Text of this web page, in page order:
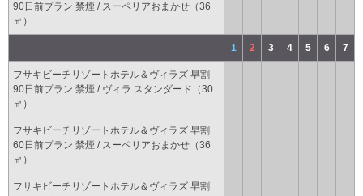
90日前プラン 禁煙 / スーペリアおまかせ（36
㎡）
1 2 3 4 5 6 7
フサキビーチリゾートホテル＆ヴィラズ 早割
90日前プラン 禁煙 / ヴィラ スタンダード（30
㎡）
フサキビーチリゾートホテル＆ヴィラズ 早割
60日前プラン 禁煙 / スーペリアおまかせ（36
㎡）
フサキビーチリゾートホテル＆ヴィラズ 早割